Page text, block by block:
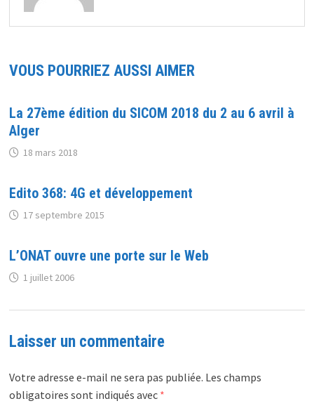
VOUS POURRIEZ AUSSI AIMER
La 27ème édition du SICOM 2018 du 2 au 6 avril à
Alger
18 mars 2018
Edito 368: 4G et développement
17 septembre 2015
L’ONAT ouvre une porte sur le Web
1 juillet 2006
Laisser un commentaire
Votre adresse e-mail ne sera pas publiée. Les champs
obligatoires sont indiqués avec *